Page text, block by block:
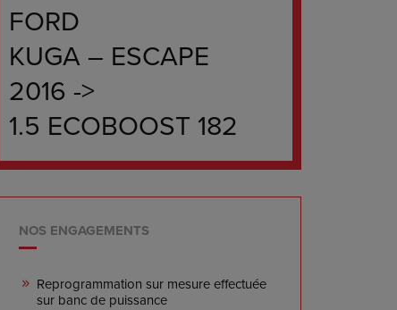
FORD
KUGA – ESCAPE
2016 ->
1.5 ECOBOOST 182
NOS ENGAGEMENTS
Reprogrammation sur mesure effectuée
sur banc de puissance